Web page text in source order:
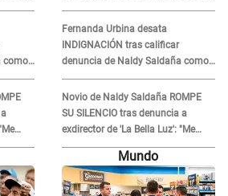
como
Fernanda Urbina desata
INDIGNACIÓN tras calificar
denuncia de Naldy Saldaña como
'acto bochornoso': "No es justo
atacar a otra mujer"
Novio de Naldy Saldaña ROMPE
SU SILENCIO tras denuncia a
exdirector de 'La Bella Luz': "Me
basta con que ella esté bien"
Mundo